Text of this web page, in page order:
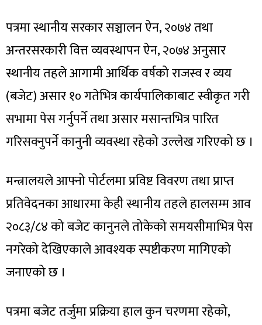
पत्रमा स्थानीय सरकार सञ्चालन ऐन, २०७४ तथा
अन्तरसरकारी वित्त व्यवस्थापन ऐन, २०७४ अनुसार
स्थानीय तहले आगामी आर्थिक वर्षको राजस्व र व्यय
(बजेट) असार १० गतेभित्र कार्यपालिकाबाट स्वीकृत गरी
सभामा पेस गर्नुपर्ने तथा असार मसान्तभित्र पारित
गरिसक्नुपर्ने कानुनी व्यवस्था रहेको उल्लेख गरिएको छ ।
मन्त्रालयले आफ्नो पोर्टलमा प्रविष्ट विवरण तथा प्राप्त
प्रतिवेदनका आधारमा केही स्थानीय तहले हालसम्म आव
२०८३/८४ को बजेट कानुनले तोकेको समयसीमाभित्र पेस
नगरेको देखिएकाले आवश्यक स्पष्टीकरण मागिएको
जनाएको छ ।
पत्रमा बजेट तर्जुमा प्रक्रिया हाल कुन चरणमा रहेको,